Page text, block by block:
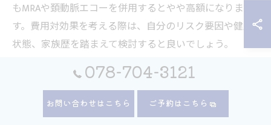
もMRAや頚動脈エコーを併用するとやや高額になりま
す。費用対効果を考える際は、自分のリスク要因や健康
状態、家族歴を踏まえて検討すると良いでしょう。
また、脳ドックでは偶発的所見（治療や経過観察が不要
な小さな異常）が見つかることがあります。これによる
精神的な不安や追加検査費用が発生する可能性も考慮が
078-704-3121
お問い合わせはこちら ご予約はこちら